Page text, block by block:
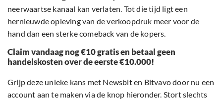
neerwaartse kanaal kan verlaten. Tot die tijd ligt een
hernieuwde opleving van de verkoopdruk meer voor de
hand dan een sterke comeback van de kopers.
Claim vandaag nog €10 gratis en betaal geen
handelskosten over de eerste €10.000!
Grijp deze unieke kans met Newsbit en Bitvavo door nu een
account aan te maken via de knop hieronder. Stort slechts